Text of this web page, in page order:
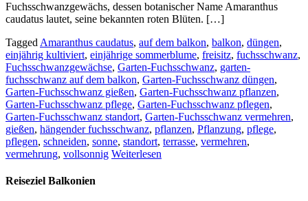
Fuchsschwanzgewächs, dessen botanischer Name Amaranthus
caudatus lautet, seine bekannten roten Blüten. […]
Tagged Amaranthus caudatus, auf dem balkon, balkon, düngen,
einjährig kultiviert, einjährige sommerblume, freisitz, fuchsschwanz,
Fuchsschwanzgewächse, Garten-Fuchsschwanz, garten-
fuchsschwanz auf dem balkon, Garten-Fuchsschwanz düngen,
Garten-Fuchsschwanz gießen, Garten-Fuchsschwanz pflanzen,
Garten-Fuchsschwanz pflege, Garten-Fuchsschwanz pflegen,
Garten-Fuchsschwanz standort, Garten-Fuchsschwanz vermehren,
gießen, hängender fuchsschwanz, pflanzen, Pflanzung, pflege,
pflegen, schneiden, sonne, standort, terrasse, vermehren,
vermehrung, vollsonnig Weiterlesen
Reiseziel Balkonien